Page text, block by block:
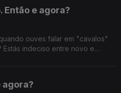
e agora?
ouves falar em "cavalos"
indeciso entre novo e
agora?